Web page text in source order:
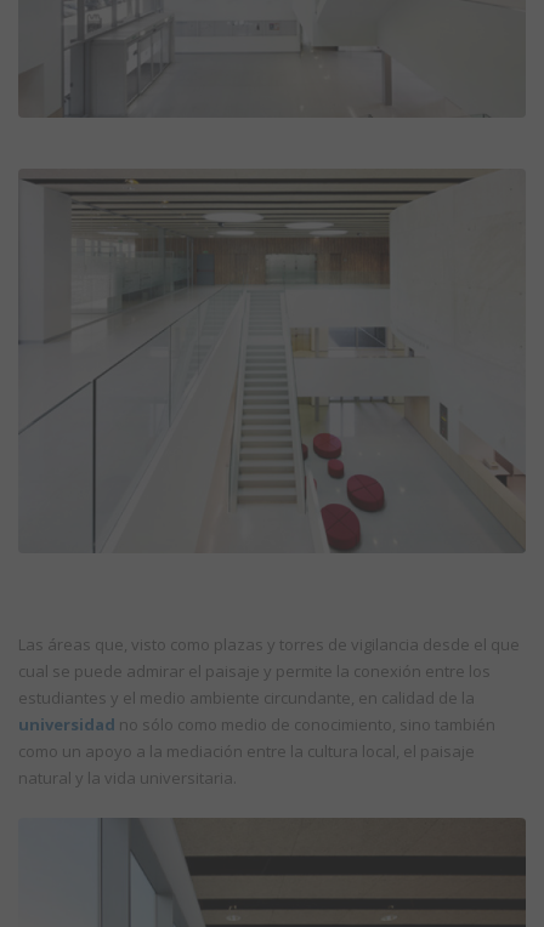
Las áreas que, visto como plazas y torres de vigilancia desde el que
cual se puede admirar el paisaje y permite la conexión entre los
estudiantes y el medio ambiente circundante, en calidad de la
universidad no sólo como medio de conocimiento, sino también
como un apoyo a la mediación entre la cultura local, el paisaje
natural y la vida universitaria.